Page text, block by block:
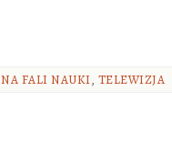
NA FALI NAUKI, TELEWIZJA